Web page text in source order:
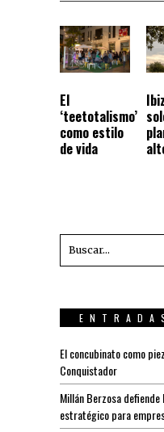
El
‘teetotalismo’
como estilo
de vida
El concubinato como
Conquistador
Millán Berzosa
estratégico para